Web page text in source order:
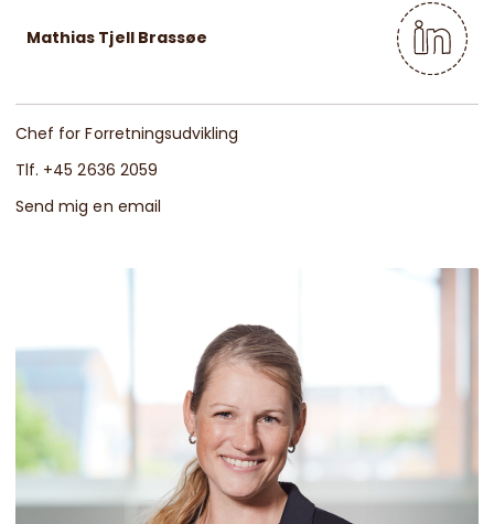
Mathias Tjell Brassøe
Chef for Forretningsudvikling
Tlf. +45 2636 2059
Send mig en email